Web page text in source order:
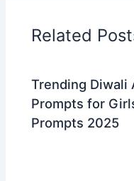
Related
Trending Diwali
Prompts for
Prompts 2025